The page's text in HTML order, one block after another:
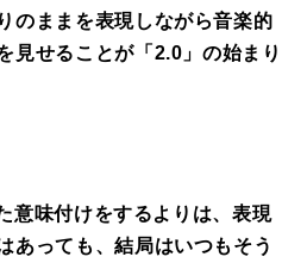
のままを表現しながら音楽的
見せることが「2.0」の始まり
意味付けをするよりは、表現
あっても、結局はいつもそう